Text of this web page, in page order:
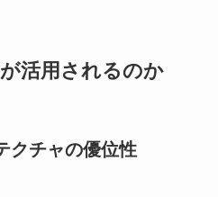
活用されるのか
クチャの優位性